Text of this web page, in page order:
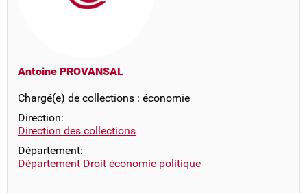
Antoine PROVANSAL
Chargé(e) de collections : économie
Direction:
Direction des collections
Département:
Département Droit économie politique